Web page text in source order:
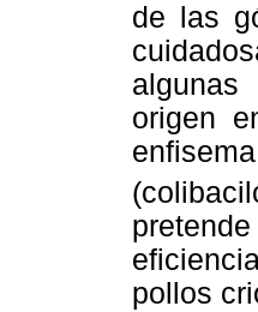
de las
origen
pollos